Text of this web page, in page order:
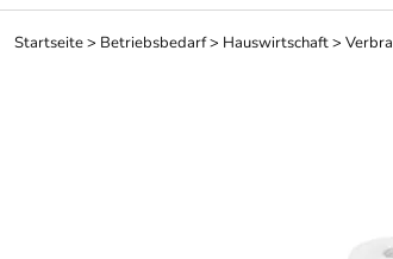
Startseite> Betriebsbedarf> Hauswirtschaft>